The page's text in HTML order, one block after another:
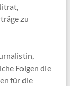
zu
Folgen die
für die